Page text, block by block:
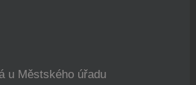
u Městského úřadu